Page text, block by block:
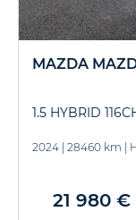
MAZDA
1.5 HYBRID
2024 28460 km
21 980 €